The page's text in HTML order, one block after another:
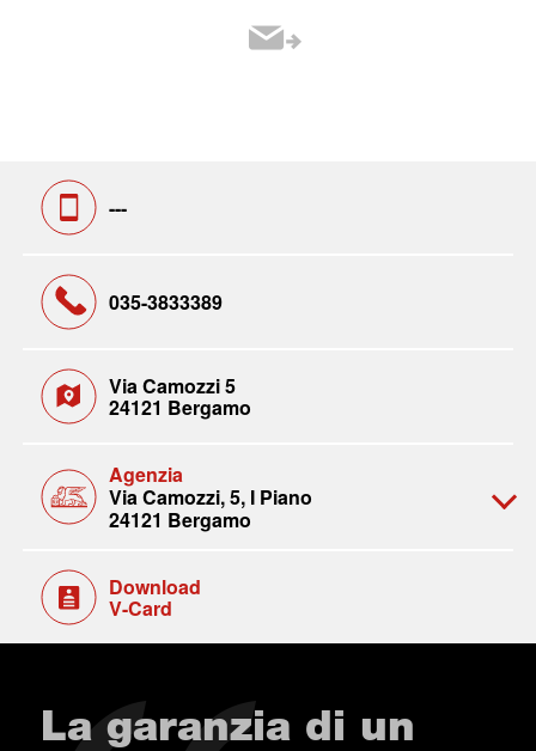
---
035-3833389
Via Camozzi 5
24121 Bergamo
Agenzia
Via Camozzi, 5, I Piano
24121 Bergamo
Download
V-Card
La garanzia di un